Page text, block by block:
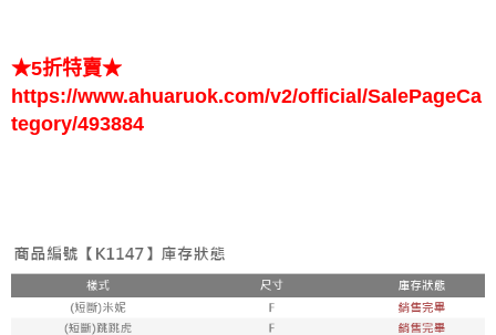
每筆NT$65，滿NT$688(含以上)免運費
宅配
其他海外郵寄
香港澳門地區 查看運費
★5折特賣★
https://www.ahuaruok.com/v2/official/SalePageCa
tegory/493884